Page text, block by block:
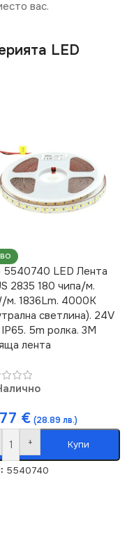
вас.
LED
5540740 LED Лента
2835 180 чипа/м.
м. 1836Lm. 4000K
светлина). 24V
5m ролка. 3M
лента
€ (28.89 лв.)
+ Купи
5540740